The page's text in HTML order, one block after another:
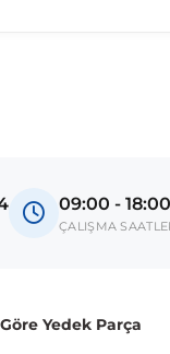
önce OEM
09:00 - 18:00
ÇALIŞMA
Yedek Parça